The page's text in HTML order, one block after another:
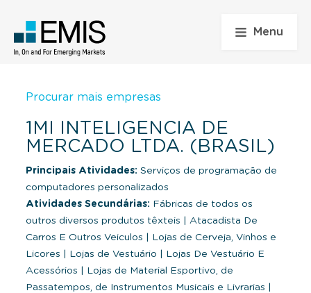
Menu
Procurar mais empresas
1MI INTELIGENCIA DE
MERCADO LTDA. (BRASIL)
Principais Atividades: Serviços de programação de
computadores personalizados
Atividades Secundárias: Fábricas de todos os
outros diversos produtos têxteis
Atacadista De
Carros E Outros Veiculos
Lojas de Cerveja, Vinhos e
Licores
Lojas de Vestuário
Lojas De Vestuário E
Acessórios
Lojas de Material Esportivo, de
Passatempos, de Instrumentos Musicais e Livrarias